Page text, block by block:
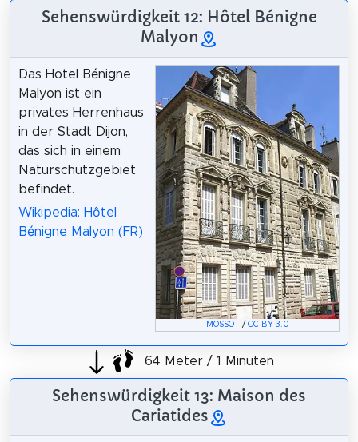
Sehenswürdigkeit 12: Hôtel Bénigne
Malyon
MOSSOT / CC BY 3.0
Das Hotel Bénigne
Malyon ist ein
privates Herrenhaus
in der Stadt Dijon,
das sich in einem
Naturschutzgebiet
befindet.
Wikipedia: Hôtel
Bénigne Malyon (FR)
64 Meter / 1 Minuten
Sehenswürdigkeit 13: Maison des
Cariatides